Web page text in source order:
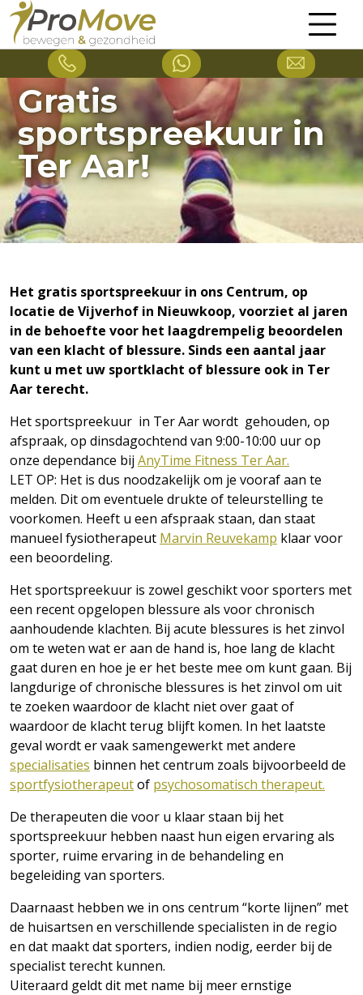
Gratis
sportspreekuur in
Ter Aar!
Het gratis sportspreekuur in ons Centrum, op
locatie de Vijverhof in Nieuwkoop, voorziet al jaren
in de behoefte voor het laagdrempelig beoordelen
van een klacht of blessure. Sinds een aantal jaar
kunt u met uw sportklacht of blessure ook in Ter
Aar terecht.
Het sportspreekuur in Ter Aar wordt gehouden, op
afspraak, op dinsdagochtend van 9:00-10:00 uur op
onze dependance bij AnyTime Fitness Ter Aar.
LET OP: Het is dus noodzakelijk om je vooraf aan te
melden. Dit om eventuele drukte of teleurstelling te
voorkomen. Heeft u een afspraak staan, dan staat
manueel fysiotherapeut Marvin Reuvekamp klaar voor
een beoordeling.
Het sportspreekuur is zowel geschikt voor sporters met
een recent opgelopen blessure als voor chronisch
aanhoudende klachten. Bij acute blessures is het zinvol
om te weten wat er aan de hand is, hoe lang de klacht
gaat duren en hoe je er het beste mee om kunt gaan. Bij
langdurige of chronische blessures is het zinvol om uit
te zoeken waardoor de klacht niet over gaat of
waardoor de klacht terug blijft komen. In het laatste
geval wordt er vaak samengewerkt met andere
specialisaties binnen het centrum zoals bijvoorbeeld de
sportfysiotherapeutof psychosomatisch therapeut.
De therapeuten die voor u klaar staan bij het
sportspreekuur hebben naast hun eigen ervaring als
sporter, ruime ervaring in de behandeling en
begeleiding van sporters.
Daarnaast hebben we in ons centrum “korte lijnen” met
de huisartsen en verschillende specialisten in de regio
en dat maakt dat sporters, indien nodig, eerder bij de
specialist terecht kunnen.
Uiteraard geldt dit met name bij meer ernstige